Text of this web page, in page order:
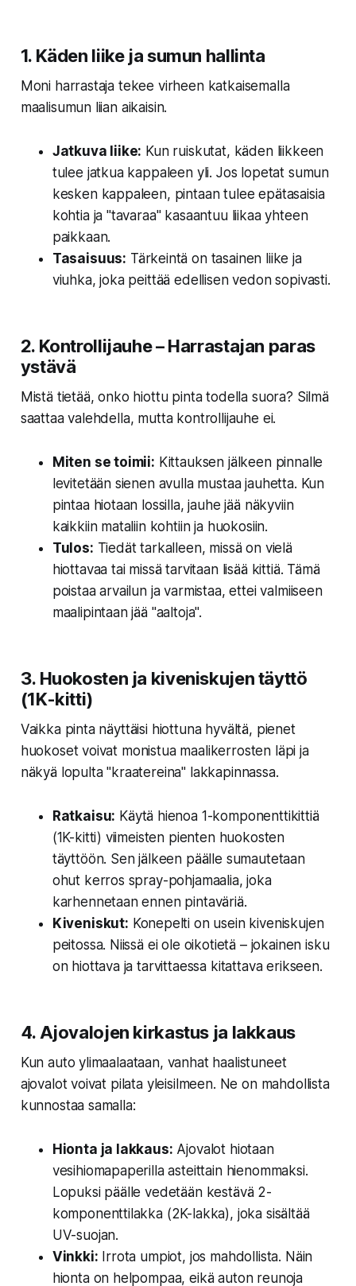
1. Käden liike ja sumun hallinta
Moni harrastaja tekee virheen katkaisemalla
maalisumun liian aikaisin.
Jatkuva liike: Kun ruiskutat, käden liikkeen
tulee jatkua kappaleen yli. Jos lopetat sumun
kesken kappaleen, pintaan tulee epätasaisia
kohtia ja "tavaraa" kasaantuu liikaa yhteen
paikkaan.
Tasaisuus: Tärkeintä on tasainen liike ja
viuhka, joka peittää edellisen vedon sopivasti.
2. Kontrollijauhe – Harrastajan paras
ystävä
Mistä tietää, onko hiottu pinta todella suora? Silmä
saattaa valehdella, mutta kontrollijauhe ei.
Miten se toimii: Kittauksen jälkeen pinnalle
levitetään sienen avulla mustaa jauhetta. Kun
pintaa hiotaan lossilla, jauhe jää näkyviin
kaikkiin mataliin kohtiin ja huokosiin.
Tulos: Tiedät tarkalleen, missä on vielä
hiottavaa tai missä tarvitaan lisää kittiä. Tämä
poistaa arvailun ja varmistaa, ettei valmiiseen
maalipintaan jää "aaltoja".
3. Huokosten ja kiveniskujen täyttö
(1K-kitti)
Vaikka pinta näyttäisi hiottuna hyvältä, pienet
huokoset voivat monistua maalikerrosten läpi ja
näkyä lopulta "kraatereina" lakkapinnassa.
Ratkaisu: Käytä hienoa 1-komponenttikittiä
(1K-kitti) viimeisten pienten huokosten
täyttöön. Sen jälkeen päälle sumautetaan
ohut kerros spray-pohjamaalia, joka
karhennetaan ennen pintaväriä.
Kiveniskut: Konepelti on usein kiveniskujen
peitossa. Niissä ei ole oikotietä – jokainen isku
on hiottava ja tarvittaessa kitattava erikseen.
4. Ajovalojen kirkastus ja lakkaus
Kun auto ylimaalaataan, vanhat haalistuneet
ajovalot voivat pilata yleisilmeen. Ne on mahdollista
kunnostaa samalla:
Hionta ja lakkaus: Ajovalot hiotaan
vesihiomapaperilla asteittain hienommaksi.
Lopuksi päälle vedetään kestävä 2-
komponenttilakka (2K-lakka), joka sisältää
UV-suojan.
Vinkki: Irrota umpiot, jos mahdollista. Näin
hionta on helpompaa, eikä auton reunoja